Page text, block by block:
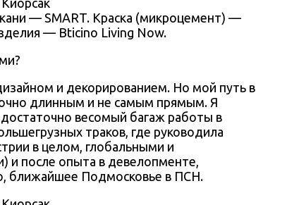
— SMART. Краска (микроцемент) —
— Bticino Living Now.
и декорированием. Но мой путь в
длинным и не самым прямым. Я
весомый багаж работы в
траков, где руководила
в целом, глобальными и
и после опыта в девелопменте,
ближайшее Подмосковье в ПСН.